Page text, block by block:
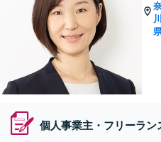
川
個人事業主・フリーラン